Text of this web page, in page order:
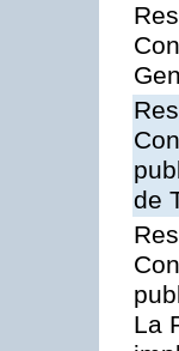
de
La